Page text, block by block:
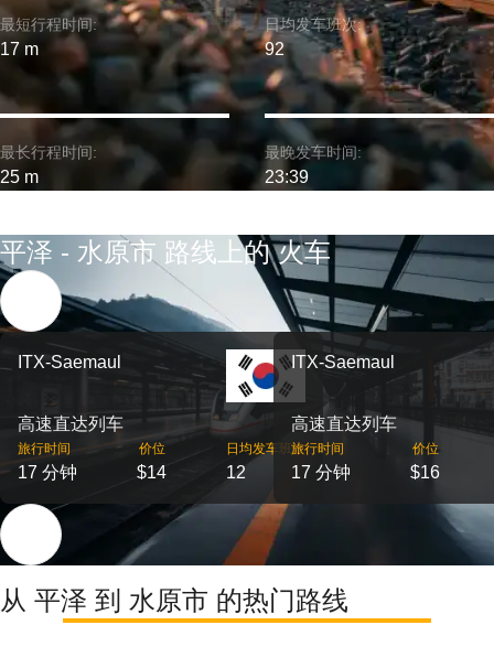
最短行程时间:
17 m
最长行程时间:
25 m
日均发车班次:
92
最晚发车时间:
23:39
平泽 - 水原市 路线上的 火车
ITX-Saemaul
高速直达列车
旅行时间
17 分钟
价位
$14
日均发车班次
12
ITX-Saemaul
高速直达列车
旅行时间
17 分钟
价位
$16
从 平泽 到 水原市 的热门路线